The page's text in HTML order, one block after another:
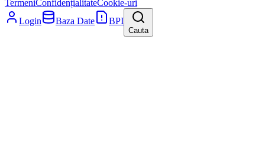
TermeniConfidențialitateCookie-uri
Login
Baza Date BPI
Cauta